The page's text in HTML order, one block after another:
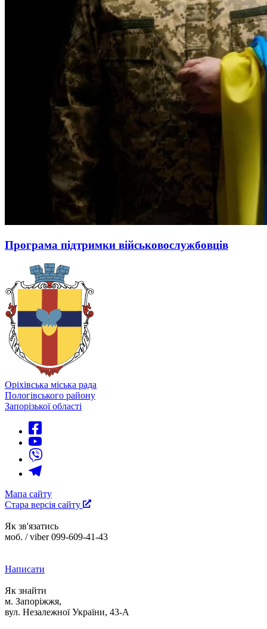
Програма підтримки військовослужбовців
Оріхівська міська рада
Пологівського району
Запорізької області
Мапа сайту
Стара версія сайту
Як зв'язатись
моб. / viber 099-609-41-43
Написати
Як знайти
м. Запоріжжя,
вул. Незалежної України, 43-А